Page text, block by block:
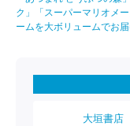
ク」「スーパーマリオメ
ームを大ボリュームでお
大垣書店